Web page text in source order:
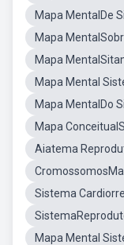
Mapa MentalDe
Mapa
Mapa
Mapa Mental
Mapa MentalDo
Mapa
Aiatema
Sistema
Mapa Mental